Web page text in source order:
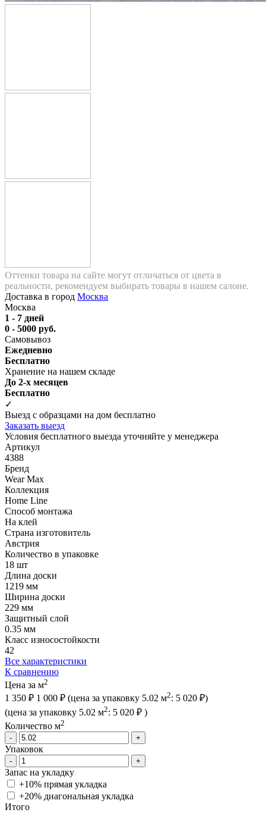
Оттенки товара на сайте могут отличаться от цвета в
реальности, рекомендуем выбирать товары в нашем салоне.
Доставка в город Москва
Москва
1 - 7 дней
0 - 5000 руб.
Самовывоз
Ежедневно
Бесплатно
Хранение на нашем складе
До 2-х месяцев
Бесплатно
✓
Выезд с образцами на дом бесплатно
Заказать выезд
Условия бесплатного выезда уточняйте у менеджера
Артикул
4388
Бренд
Wear Max
Коллекция
Home Line
Способ монтажа
На клей
Страна изготовитель
Австрия
Количество в упаковке
18 шт
Длина доски
1219 мм
Ширина доски
229 мм
Защитный слой
0.35 мм
Класс износостойкости
42
Все характеристики
К сравнению
Цена за м2
1 350 ₽ 1 000 ₽ (цена за упаковку 5.02 м2: 5 020 ₽)
(цена за упаковку 5.02 м2: 5 020 ₽ )
Количество м2
-
+
Упаковок
- +
Запас на укладку
+10% прямая укладка
+20% диагональная укладка
Итого